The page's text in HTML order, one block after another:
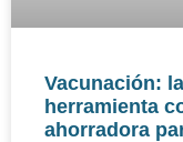
Vacunación: la
herramienta
ahorradora